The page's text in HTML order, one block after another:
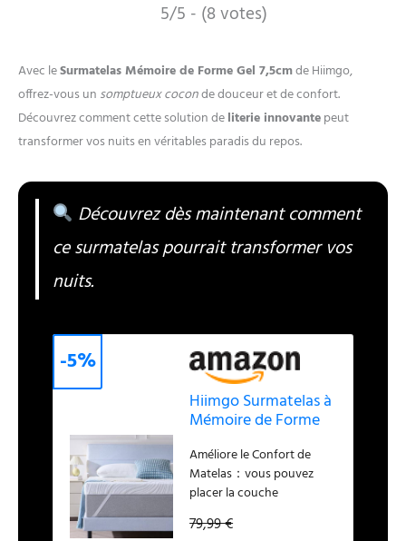
5/5 - (8 votes)
Avec leSurmatelas Mémoire de Forme Gel 7,5cmde Hiimgo,
offrez-vous un somptueux coconde douceur et de confort.
Découvrez comment cette solution deliterie innovantepeut
transformer vos nuits en véritables paradis du repos.
Découvrez dès maintenant comment
ce surmatelas pourrait transformer vos
nuits.
Hiimgo Surmatelas à
Mémoire de Forme
cm
Améliore le Confort de
Matelas：vous pouvez
placer la couche
surchargé, une chambre
79,99 €
-5%